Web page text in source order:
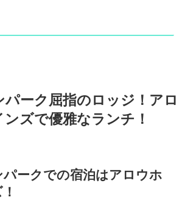
パーク屈指のロッジ！アロ
ズで優雅なランチ！
ークでの宿泊はアロウホ